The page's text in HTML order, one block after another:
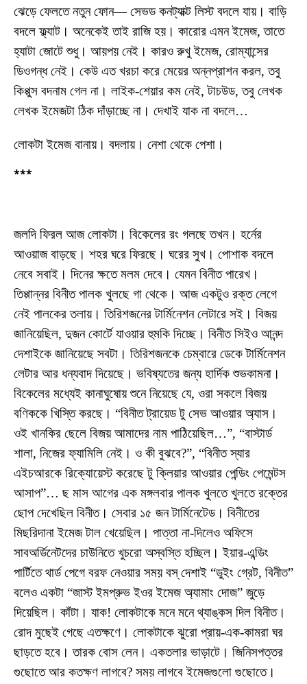
ঝেড়ে ফেলতে নতুন ফোন— সেভড কনট্যাক্ট লিস্ট বদলে যায়। বাড়ি
বদলে ফ্ল্যাট। অনেকেই তাই রাজি হয়। কারোর এমন ইমেজ, তাতে
হ্যাটা জোটে শুধু। আয়পয় নেই। কারও রুখু ইমেজ, রোম্যান্সের
ডিওগন্ধ নেই। কেউ এত খরচা করে মেয়ের অন্নপ্রাশন করল, তবু
কিপ্পুস বদনাম গেল না। লাইক-শেয়ার কম নেই, টাচউড, তবু লেখক
লেখক ইমেজটা ঠিক দাঁড়াচ্ছে না। দেখাই যাক না বদলে…
লোকটা ইমেজ বানায়। বদলায়। নেশা থেকে পেশা।
***
জলদি ফিরল আজ লোকটা। বিকেলের রং গলছে তখন। হর্নের
আওয়াজ বাড়ছে। শহর ঘরে ফিরছে। ঘরের সুখ। পোশাক বদলে
নেবে সবাই। দিনের ক্ষতে মলম দেবে। যেমন বিনীত পারেখ।
তিপ্পান্নর বিনীত পালক খুলছে গা থেকে। আজ একটুও রক্ত লেগে
নেই পালকের তলায়। তিরিশজনের টার্মিনেশন লেটারে সই। বিজয়
জানিয়েছিল, দুজন কোর্টে যাওয়ার হুমকি দিচ্ছে। বিনীত সিইও আনন্দ
দেশাইকে জানিয়েছে সবটা। তিরিশজনকে চেম্বারে ডেকে টার্মিনেশন
লেটার আর ধন্যবাদ দিয়েছে। ভবিষ্যতের জন্য হার্দিক শুভকামনা।
বিকেলের মধ্যেই কানাঘুষোয় শুনে নিয়েছে যে, ওরা সকলে বিজয়
বণিককে খিস্তি করছে। “বিনীত ট্রায়েড টু সেভ আওয়ার অ্যাস।
ওই খানকির ছেলে বিজয় আমাদের নাম পাঠিয়েছিল…”, “বাস্টার্ড
শালা, নিজের ফ্যামিলি নেই। ও কী বুঝবে?”, “বিনীত স্যার
এইচআরকে রিক্যোয়েস্ট করেছে টু ক্লিয়ার আওয়ার পেন্ডিং পেমেন্টস
আসাপ”… ছ মাস আগের এক মঙ্গলবার পালক খুলতে খুলতে রক্তের
ছোপ দেখেছিল বিনীত। সেবার ১৫ জন টার্মিনেটেড। বিনীতের
মিছরিদানা ইমেজ টাল খেয়েছিল। পাত্তা না-দিলেও অফিসে
সাবঅর্ডিনেটদের চাউনিতে খুচরো অস্বস্তি হচ্ছিল। ইয়ার-এন্ডিং
পার্টিতে থার্ড পেগে বরফ নেওয়ার সময় বস্‌ দেশাই “ডুইং গ্রেট, বিনীত”
বলেও একটা “জাস্ট ইমপ্রুভ ইওর ইমেজ অ্যামাং দোজ” জুড়ে
দিয়েছিল। কাঁটা। যাক! লোকটাকে মনে মনে থ্যাঙ্কস দিল বিনীত।
রোদ মুছেই গেছে এতক্ষণে। লোকটাকে ঝুরো প্রায়-এক-কামরা ঘর
ছাড়তে হবে। তারক বোস লেন। একতলার ভাড়াটে। জিনিসপত্তর
গুছোতে আর কতক্ষণ লাগবে? সময় লাগবে ইমেজগুলো গুছোতে।